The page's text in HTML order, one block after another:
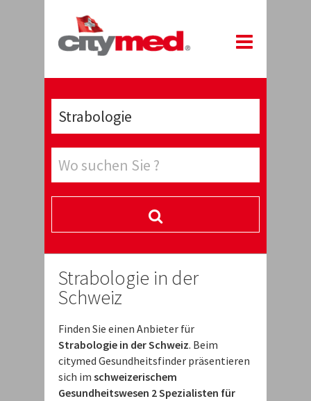
Strabologie in der
Schweiz
Finden Sie einen Anbieter für
Strabologie in der Schweiz. Beim
citymed Gesundheitsfinder präsentieren
sich im schweizerischem
Gesundheitswesen 2 Spezialisten für